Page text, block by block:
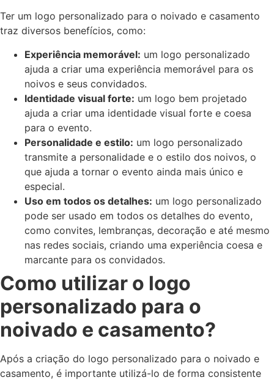
Ter um logo personalizado para o noivado e casamento
traz diversos benefícios, como:
Experiência memorável: um logo personalizado
ajuda a criar uma experiência memorável para os
noivos e seus convidados.
Identidade visual forte: um logo bem projetado
ajuda a criar uma identidade visual forte e coesa
para o evento.
Personalidade e estilo: um logo personalizado
transmite a personalidade e o estilo dos noivos, o
que ajuda a tornar o evento ainda mais único e
especial.
Uso em todos os detalhes: um logo personalizado
pode ser usado em todos os detalhes do evento,
como convites, lembranças, decoração e até mesmo
nas redes sociais, criando uma experiência coesa e
marcante para os convidados.
Como utilizar o logo
personalizado para o
noivado e casamento?
Após a criação do logo personalizado para o noivado e
casamento, é importante utilizá-lo de forma consistente